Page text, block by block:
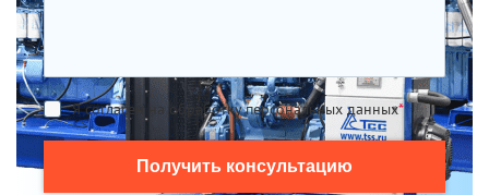
Я согласен на обработку персональных данных*
Получить консультацию